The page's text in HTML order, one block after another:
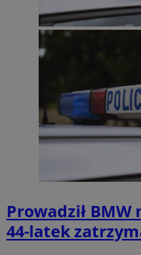
Prowadził
44-latek